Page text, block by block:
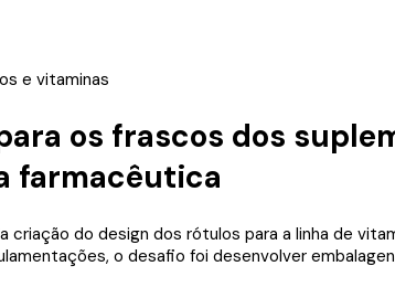
os frascos dos
farmacêutica
criação do design dos rótulos para a linha de
o desafio foi desenvolver